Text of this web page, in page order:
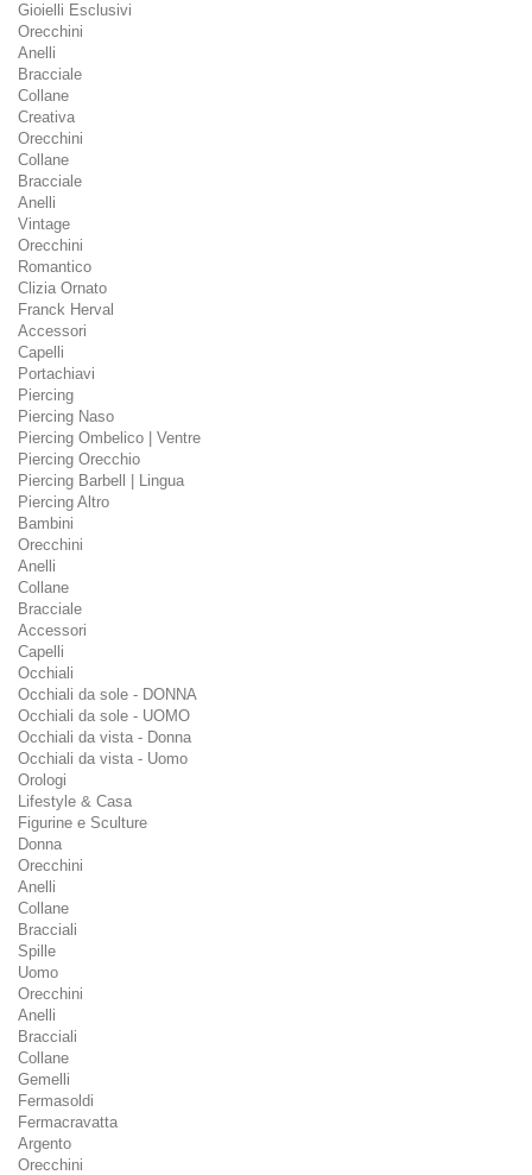
Gioielli Esclusivi
Orecchini
Anelli
Bracciale
Collane
Creativa
Orecchini
Collane
Bracciale
Anelli
Vintage
Orecchini
Romantico
Clizia Ornato
Franck Herval
Accessori
Capelli
Portachiavi
Piercing
Piercing Naso
Piercing Ombelico | Ventre
Piercing Orecchio
Piercing Barbell | Lingua
Piercing Altro
Bambini
Orecchini
Anelli
Collane
Bracciale
Accessori
Capelli
Occhiali
Occhiali da sole - DONNA
Occhiali da sole - UOMO
Occhiali da vista - Donna
Occhiali da vista - Uomo
Orologi
Lifestyle & Casa
Figurine e Sculture
Donna
Orecchini
Anelli
Collane
Bracciali
Spille
Uomo
Orecchini
Anelli
Bracciali
Collane
Gemelli
Fermasoldi
Fermacravatta
Argento
Orecchini